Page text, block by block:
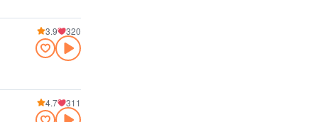
3.9 320
4.7 311